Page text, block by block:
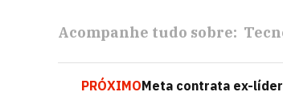
Acompanhe tudo sobre:
PRÓXIMOMeta contrata ex-